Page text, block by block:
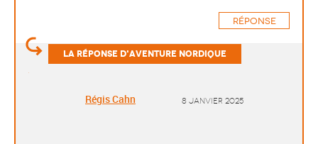
Réponse
Régis Cahn 8 janvier 2025